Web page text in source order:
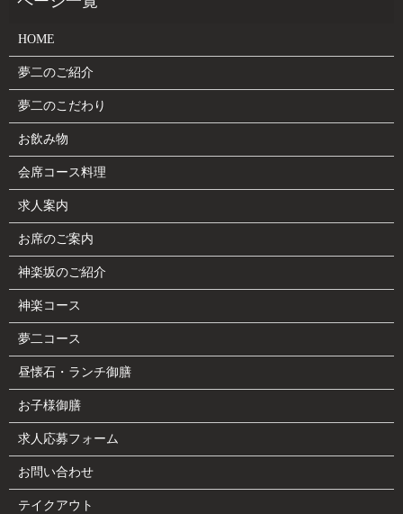
HOME
夢二のご紹介
夢二のこだわり
お飲み物
会席コース料理
求人案内
お席のご案内
神楽坂のご紹介
神楽コース
夢二コース
昼懐石・ランチ御膳
お子様御膳
求人応募フォーム
お問い合わせ
テイクアウト